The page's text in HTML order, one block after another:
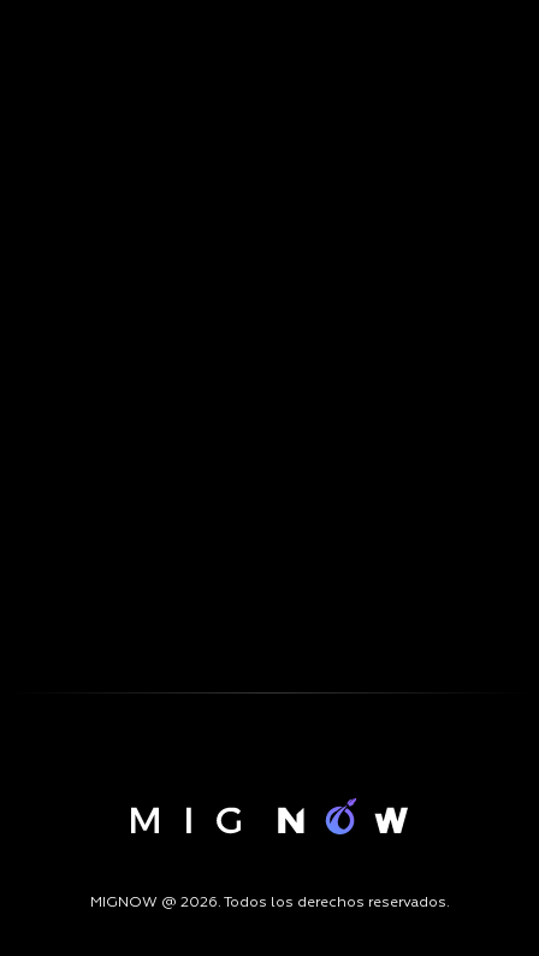
MIGNOW @ 2026. Todos los derechos reservados.